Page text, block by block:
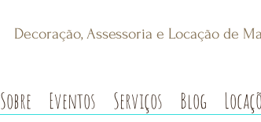
Decoração, Assessoria e Locação de
Sobre Eventos Serviços Blog